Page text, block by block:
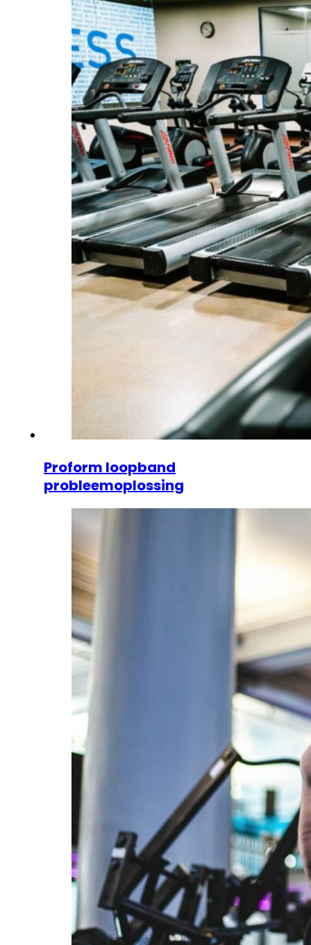
Proform loopband
probleemoplossing